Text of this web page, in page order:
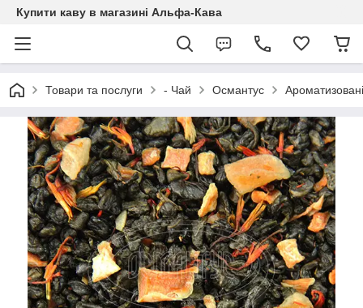
Купити каву в магазині Альфа-Кава
Товари та послуги - Чай Османтус